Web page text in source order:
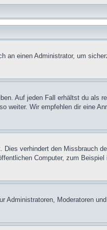
an einen Administrator, um
Auf jeden Fall erhältst du als
weiter. Wir empfehlen dir eine
verhindert den Missbrauch
Computer, zum
Administratoren, Moderatoren